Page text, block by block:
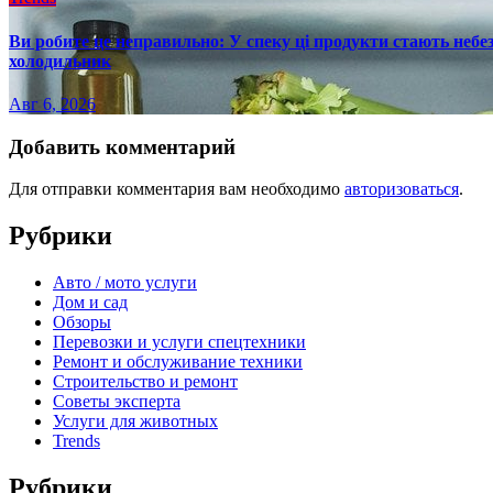
Ви робите це неправильно: У спеку ці продукти стають
холодильник
Авг 6, 2026
Добавить комментарий
Для отправки комментария вам необходимо авторизоваться.
Рубрики
Авто / мото услуги
Дом и сад
Обзоры
Перевозки и услуги спецтехники
Ремонт и обслуживание техники
Строительство и ремонт
Советы эксперта
Услуги для животных
Trends